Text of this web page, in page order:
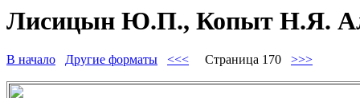
Лисицын Ю.П., Копыт Н.Я.
В начало Другие форматы <<< Страница 170 >>>